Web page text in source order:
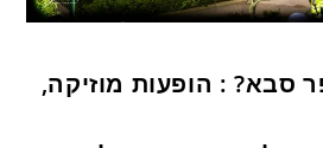
סבא? : הופעות מוזיקה,